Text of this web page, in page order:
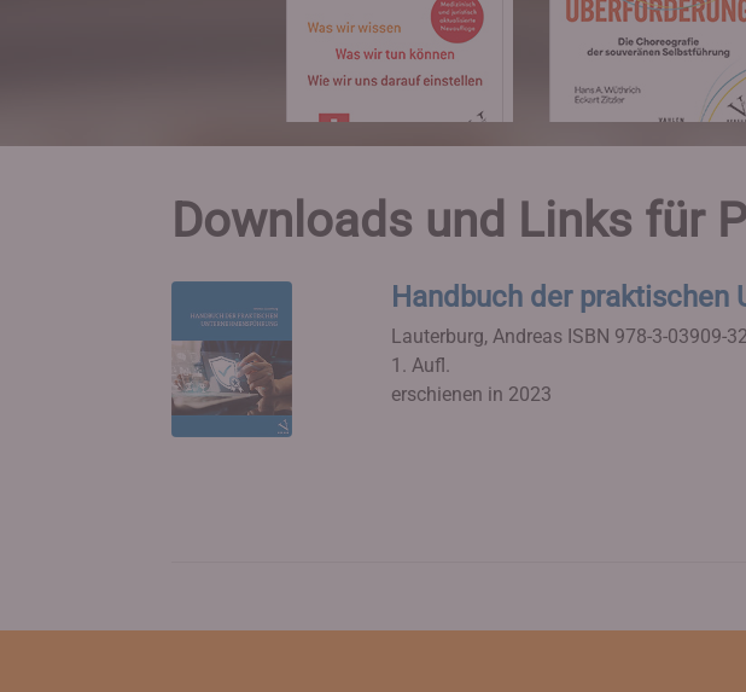
Downloads und Links für
Handbuch der praktischen
Lauterburg, Andreas ISBN 978-3-03909-
1. Aufl.
erschienen in 2023